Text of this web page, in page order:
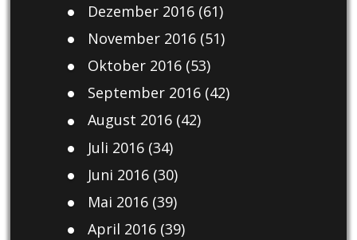
Dezember 2016(61)
November 2016(51)
Oktober 2016(53)
September 2016(42)
August 2016(42)
Juli 2016(34)
Juni 2016(30)
Mai 2016(39)
April 2016(39)